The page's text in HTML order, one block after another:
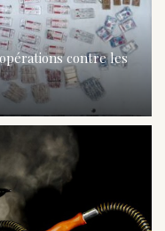
contre les